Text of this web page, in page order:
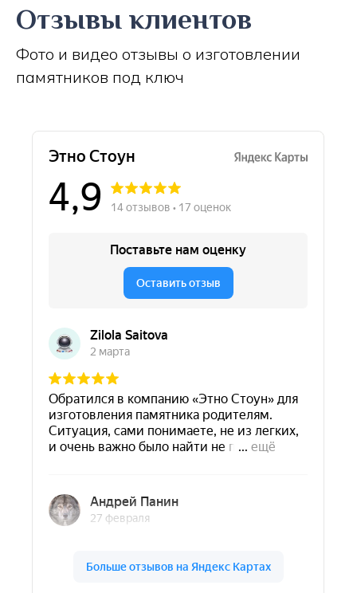
Отзывы клиентов
Фото и видео отзывы о изготовлении
памятников под ключ